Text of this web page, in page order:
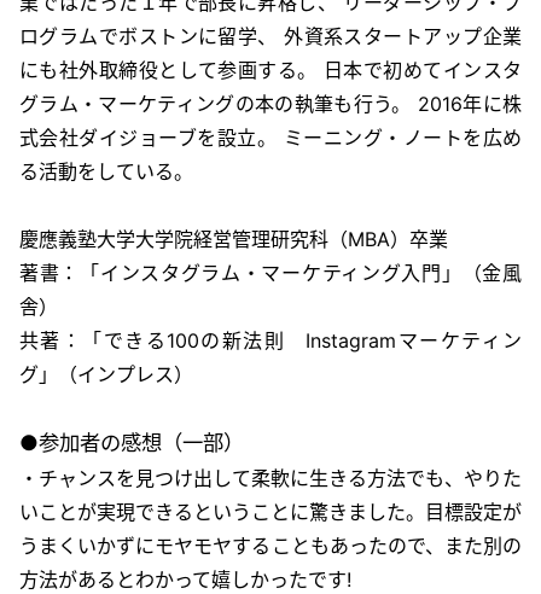
ログラムでボストンに留学、 外資系スタートアップ企業
にも社外取締役として参画する。 日本で初めてインスタ
グラム・マーケティングの本の執筆も行う。 2016年に株
式会社ダイジョーブを設立。 ミーニング・ノートを広め
る活動をしている。
慶應義塾大学大学院経営管理研究科（MBA）卒業
著書：「インスタグラム・マーケティング入門」（金風
舎）
共著：「できる100の新法則 Instagramマーケティン
グ」（インプレス）
●参加者の感想（一部）
・チャンスを見つけ出して柔軟に生きる方法でも、やりた
いことが実現できるということに驚きました。目標設定が
うまくいかずにモヤモヤすることもあったので、また別の
方法があるとわかって嬉しかったです!